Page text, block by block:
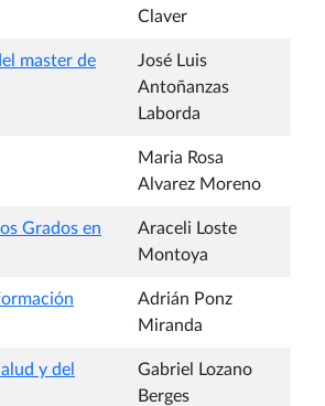
Claver
master de
José Luis
Antoñanzas
Laborda
Maria Rosa
Alvarez Moreno
Grados en
Araceli Loste
Montoya
Adrián Ponz
Miranda
y del
Gabriel Lozano
Berges